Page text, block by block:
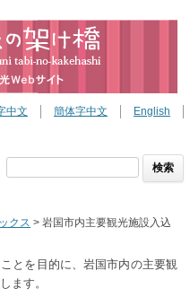
English
簡体字中文
中文
検
to content
クス > 岩国市内主要観光施設入込
とを目的に、岩国市内の主要観
ます。